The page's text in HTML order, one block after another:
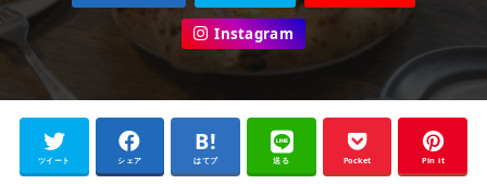
Instagram
ツイート シェア はてブ 送る Pocket Pin it